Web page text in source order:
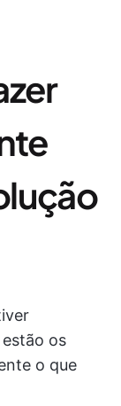
os
o que